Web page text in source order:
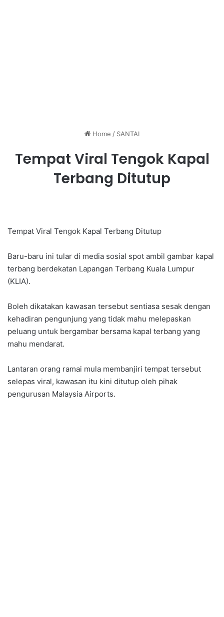
Home / SANTAI
Tempat Viral Tengok Kapal
Terbang Ditutup
Tempat Viral Tengok Kapal Terbang Ditutup
Baru-baru ini tular di media sosial spot ambil gambar kapal
terbang berdekatan Lapangan Terbang Kuala Lumpur
(KLIA).
Boleh dikatakan kawasan tersebut sentiasa sesak dengan
kehadiran pengunjung yang tidak mahu melepaskan
peluang untuk bergambar bersama kapal terbang yang
mahu mendarat.
Lantaran orang ramai mula membanjiri tempat tersebut
selepas viral, kawasan itu kini ditutup oleh pihak
pengurusan Malaysia Airports.